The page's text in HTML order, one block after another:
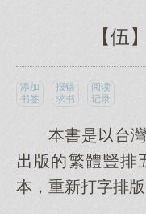
【伍
添加
书签
报错
求书
阅读
记录
本書是台
版的繁體豎排
本，重新打字排